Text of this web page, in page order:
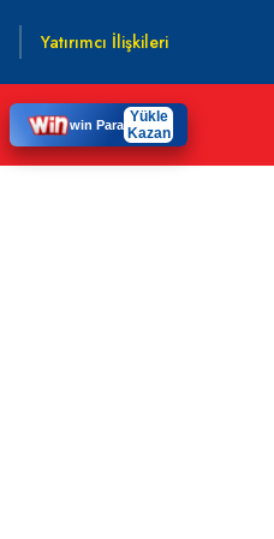
Yatırımcı İlişkileri
win Para Yükle
Kazan